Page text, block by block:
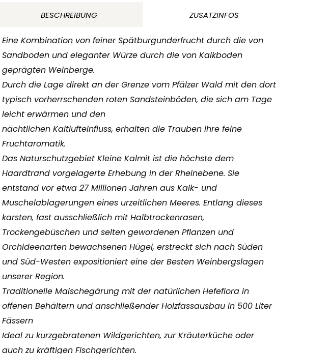
Kalkboden
Weingut
Jürgen
Leiner
Pfalz
Deutschland
Menge
BESCHREIBUNG ZUSATZINFOS
Eine Kombination von feiner Spätburgunderfrucht durch die von
Sandboden und eleganter Würze durch die von Kalkboden
geprägten Weinberge.
Durch die Lage direkt an der Grenze vom Pfälzer Wald mit den dort
typisch vorherrschenden roten Sandsteinböden, die sich am Tage
leicht erwärmen und den
nächtlichen Kaltlufteinfluss, erhalten die Trauben ihre feine
Fruchtaromatik.
Das Naturschutzgebiet Kleine Kalmit ist die höchste dem
Haardtrand vorgelagerte Erhebung in der Rheinebene. Sie
entstand vor etwa 27 Millionen Jahren aus Kalk- und
Muschelablagerungen eines urzeitlichen Meeres. Entlang dieses
karsten, fast ausschließlich mit Halbtrockenrasen,
Trockengebüschen und selten gewordenen Pflanzen und
Orchideenarten bewachsenen Hügel, erstreckt sich nach Süden
und Süd-Westen expositioniert eine der Besten Weinbergslagen
unserer Region.
Traditionelle Maischegärung mit der natürlichen Hefeflora in
offenen Behältern und anschließender Holzfassausbau in 500 Liter
Fässern
Ideal zu kurzgebratenen Wildgerichten, zur Kräuterküche oder
auch zu kräftigen Fischgerichten.